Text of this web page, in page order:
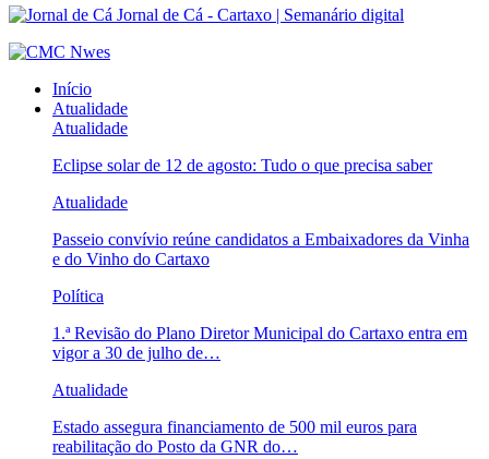
Jornal de Cá - Cartaxo | Semanário digital
Início
Atualidade
Atualidade
Eclipse solar de 12 de agosto: Tudo o que precisa saber
Atualidade
Passeio convívio reúne candidatos a Embaixadores da Vinha
e do Vinho do Cartaxo
Política
1.ª Revisão do Plano Diretor Municipal do Cartaxo entra em
vigor a 30 de julho de…
Atualidade
Estado assegura financiamento de 500 mil euros para
reabilitação do Posto da GNR do…